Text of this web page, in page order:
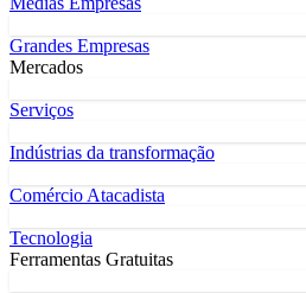
Grandes Empresas
Mercados
Serviços
Indústrias da transformação
Comércio Atacadista
Tecnologia
Ferramentas Gratuitas